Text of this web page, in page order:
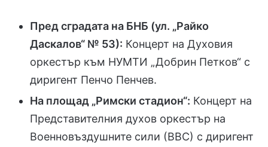
Пред сградата на БНБ (ул. „Райко
Даскалов“ № 53): Концерт на Духовия
оркестър към НУМТИ „Добрин Петков“ с
диригент Пенчо Пенчев.
На площад „Римски стадион“: Концерт на
Представителния духов оркестър на
Военновъздушните сили (ВВС) с диригент